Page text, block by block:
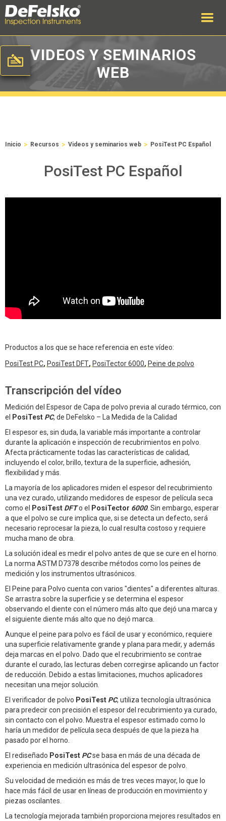
VIDEOS Y SEMINARIOS
WEB
Inicio > Recursos > Videos y seminarios web > PosiTest PC Español
PosiTest PC Español
Productos a los que se hace referencia en este vídeo:
PosiTest PC, PosiTest DFT, PosiTector 6000, Peine de polvo
Transcripción del vídeo
Medición del Espesor de Capa de polvo previa al curado térmico, con
el PosiTest PC, de DeFelsko – La Medida de la Calidad
El espesor es, sin duda, la variable más importante a controlar
durante la aplicación e inspección de recubrimientos en polvo.
Afecta prácticamente todas las características de calidad,
incluyendo el color, brillo, textura de la superficie, adhesión,
flexibilidad y más.
La mayoría de los aplicadores miden el espesor del recubrimiento
una vez curado, utilizando medidores de espesor de película seca
como el PosiTest DFTo el PosiTector 6000. Sin embargo, esperar
a que el polvo se cure implica que, si se detecta un defecto, será
necesario reprocesar la pieza, lo cual resulta costoso y requiere
mucha mano de obra.
La solución ideal es medir el polvo antes de que se cure en el horno.
La norma ASTM D7378 describe métodos como los peines de
medición y los instrumentos ultrasónicos.
El Peine para Polvo cuenta con varios "dientes" a diferentes alturas.
Se arrastra sobre la superficie y se determina el espesor
observando el diente con el número más alto que dejó una marca y
el siguiente diente más alto que no dejó marca.
Aunque el peine para polvo es fácil de usar y económico, requiere
una superficie relativamente grande y plana para medir, y además
deja marcas en el polvo. Dado que el recubrimiento se contrae
durante el curado, las lecturas deben corregirse aplicando un factor
de reducción. Debido a estas limitaciones, muchos aplicadores
necesitan una mejor solución.
El verificador de polvo PosiTest PC, utiliza tecnología ultrasónica
para predecir con precisión el espesor del recubrimiento ya curado,
sin contacto con el polvo. Muestra el espesor estimado como lo
haría un medidor de película seca después de que la pieza ha
pasado por el horno.
El rediseñado PosiTest PCse basa en más de una década de
experiencia en medición ultrasónica del espesor de polvo.
Su velocidad de medición es más de tres veces mayor, lo que lo
hace más fácil de usar en líneas de producción en movimiento y
piezas oscilantes.
La tecnología mejorada también proporciona mejores resultados en